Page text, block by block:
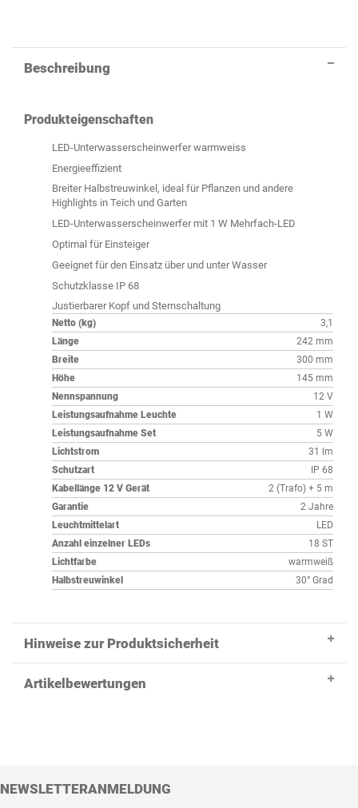
Beschreibung
Produkteigenschaften
LED-Unterwasserscheinwerfer warmweiss
Energieeffizient
Breiter Halbstreuwinkel, ideal für Pflanzen und andere
Highlights in Teich und Garten
LED-Unterwasserscheinwerfer mit 1 W Mehrfach-LED
Optimal für Einsteiger
Geeignet für den Einsatz über und unter Wasser
Schutzklasse IP 68
Justierbarer Kopf und Sternschaltung
Netto (kg)
3,1
Länge
242 mm
Breite
300 mm
Höhe
145 mm
Nennspannung
12 V
Leistungsaufnahme Leuchte
1 W
Leistungsaufnahme Set
5 W
Lichtstrom
31 lm
Schutzart
IP 68
Kabellänge 12 V Gerät
2 (Trafo) + 5 m
Garantie
2 Jahre
Leuchtmittelart
LED
Anzahl einzelner LEDs
18 ST
Lichtfarbe
warmweiß
Halbstreuwinkel
30° Grad
Hinweise zur Produktsicherheit
Artikelbewertungen
NEWSLETTERANMELDUNG